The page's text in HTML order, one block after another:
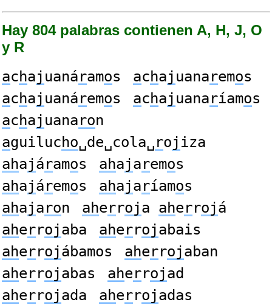
Hay 804 palabras contienen A, H, J, O
y R
achaj uanáramos achaj uanaremos
achaj uanáremos achaj uanaríamos
achaj uanaron
aguilucho␣de␣cola␣roj iza
ahajáramos ahajaremos
ahajáremos ahajaríamos
ahajaron aherroja aherrojá
aherrojaba aherrojabais
aherrojábamos aherrojaban
aherrojabas aherrojad
aherrojada aherrojadas